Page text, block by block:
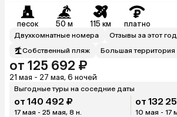
песок 50 м 115 км платно
Двухкомнатные номера
Отзывы за этот год
Собственный пляж
Большая территория
от 125 692 ₽
21 мая - 27 мая, 6 ночей
Выгодные туры на соседние даты
от 140 492 ₽
17 мая - 25 мая, 8 н.
от 132
10 мая - 17